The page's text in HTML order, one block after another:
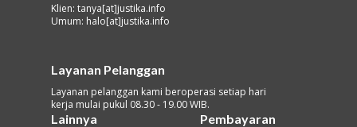
Klien: tanya[at]justika.info
Umum: halo[at]justika.info
Layanan Pelanggan
Layanan pelanggan kami beroperasi setiap hari
kerja mulai pukul 08.30 - 19.00 WIB.
Lainnya Pembayaran